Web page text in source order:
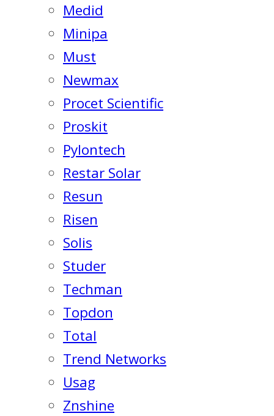
Medid
Minipa
Must
Newmax
Procet Scientific
Proskit
Pylontech
Restar Solar
Resun
Risen
Solis
Studer
Techman
Topdon
Total
Trend Networks
Usag
Znshine